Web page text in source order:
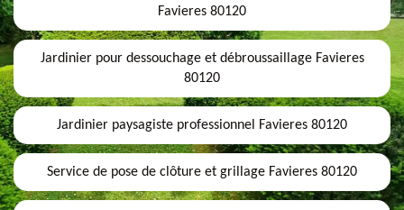
Favieres 80120
Jardinier pour dessouchage et débroussaillage Favieres
80120
Jardinier paysagiste professionnel Favieres 80120
Service de pose de clôture et grillage Favieres 80120